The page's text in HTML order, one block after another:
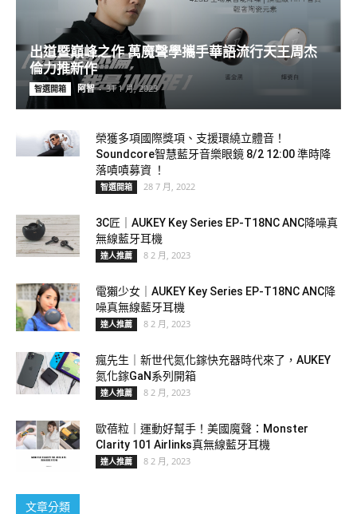
出道暨巔峰之作 萬魔聲學攜手華語流行天王周杰
倫力推新作
智選開箱 阿智 - 31 1 月, 2023
榮獲多項國際獎項、支援環繞立體音！
Soundcore智慧藍牙音樂眼鏡 8/2 12:00 準時降
落嘖嘖募資 ！
智選開箱 28 7 月, 2022
3C匠｜AUKEY Key Series EP-T18NC ANC降噪真
無線藍牙耳機
達人推薦 8 2 月, 2023
電獺少女｜AUKEY Key Series EP-T18NC ANC降
噪真無線藍牙耳機
達人推薦 8 2 月, 2023
瘋先生｜新世代氮化鎵快充器時代來了，AUKEY
氮化鎵GaN系列開箱
達人推薦 8 2 月, 2023
歐蓓粒｜運動好幫手！美國魔聲：Monster
Clarity 101 Airlinks真無線藍牙耳機
達人推薦 8 2 月, 2023
文章分類